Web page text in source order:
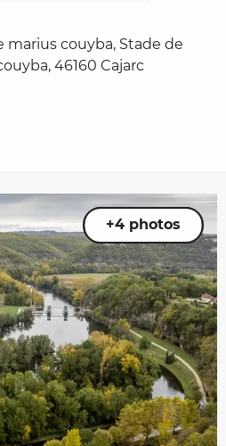
marius couyba, Stade de
46160 Cajarc
+4 photos